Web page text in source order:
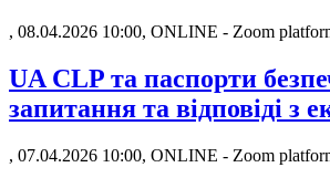
, 08.04.2026 10:00, ONLINE - Zoom
UA CLP та паспорти
запитання та відповіді з
, 07.04.2026 10:00, ONLINE - Zoom